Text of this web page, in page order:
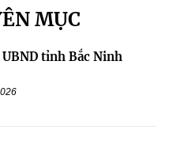
MỤC
tỉnh Bắc Ninh